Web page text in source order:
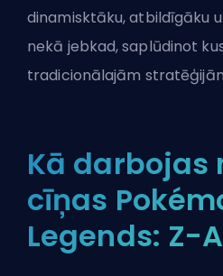
dinamisktāku, atbildīgāku
nekā jebkad, saplūdinot
tradicionālajām
Kā darbojas
cīņas
Legends: Z-